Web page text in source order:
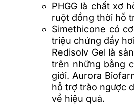
PHGG là chất xơ
ruột đồng thời hỗ
Simethicone có
triệu chứng đầy
Redisolv Gel là
trên những bằng
giới. Aurora
hỗ trợ trào ngược
về hiệu quả.